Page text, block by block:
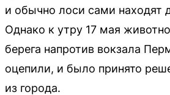
и обычно лоси сами находят
Однако к утру 17 мая
берега напротив вокзала
оцепили, и было принято
из города.